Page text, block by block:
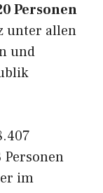
Personen
unter allen
und
im